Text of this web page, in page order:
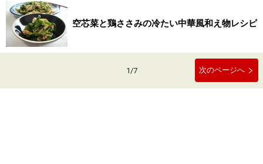
空芯菜と鶏ささみの冷たい中華風和え物レシピ
1/7 次のページへ